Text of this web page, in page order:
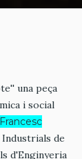
una peça
i social
Francesc
de
d'Enginyeria